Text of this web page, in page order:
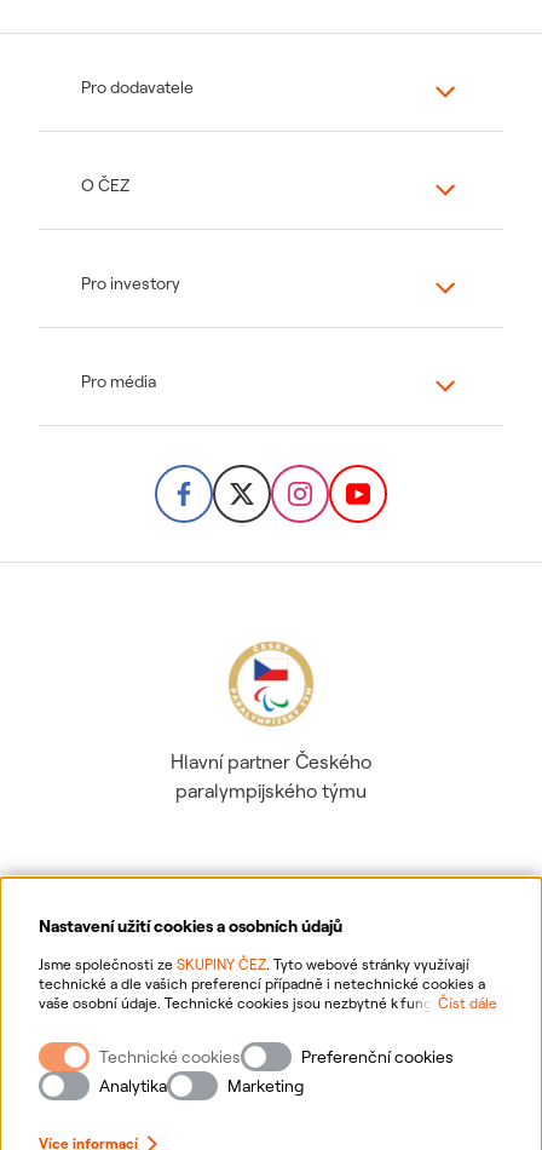
Nastavení užití cookies a osobních údajů
Jsme společnosti ze SKUPINY ČEZ. Tyto webové stránky využívají
technické a dle vašich preferencí případně i netechnické cookies a
vaše osobní údaje. Technické cookies jsou nezbytné k fungování
webové stránky vašim preferencím, k personalizaci reklam a analytice.
Pro sběr a zpracování netechnických cookies a vašich osobních údajů
nám můžete udělit souhlas. Bližší informace o vašich právech,
zpracování osobních údajů, včetně možnosti odvolání udělených
Číst dále
Technické cookies
Preferenční cookies
Analytika
Marketing
Více informací
Pro dodavatele
O ČEZ
Pro investory
Pro média
Hlavní partner Českého
paralympijského týmu
Ochrana osobních údajů
Informace o webu
Nastavení cookies